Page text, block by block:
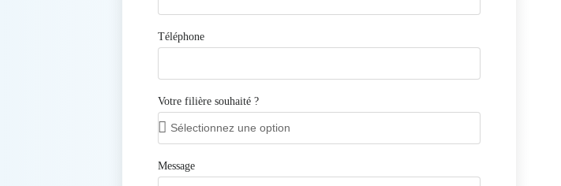
Téléphone
Votre filière souhaité ?
Message